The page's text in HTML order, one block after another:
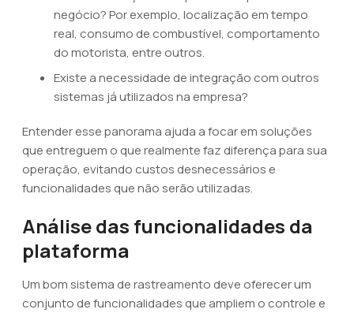
negócio? Por exemplo, localização em tempo
real, consumo de combustível, comportamento
do motorista, entre outros.
Existe a necessidade de integração com outros
sistemas já utilizados na empresa?
Entender esse panorama ajuda a focar em soluções
que entreguem o que realmente faz diferença para sua
operação, evitando custos desnecessários e
funcionalidades que não serão utilizadas.
Análise das funcionalidades da
plataforma
Um bom sistema de rastreamento deve oferecer um
conjunto de funcionalidades que ampliem o controle e